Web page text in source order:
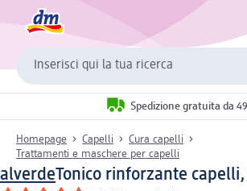
Inserisci qui la tua ricerca
Spedizione gratuita da
Homepage Capelli
Cura capelli
Trattamenti e maschere per capelli
alverdeTonico rinforzante